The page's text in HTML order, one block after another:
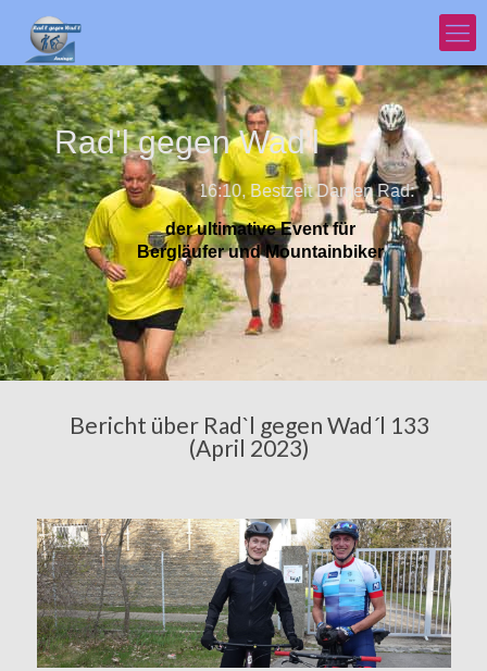
Rad'l gegen Wad'l
Bestzeit Herrn Rad: 16:10, Bestzeit Damen Rad: 21:40,
der ultimative Event für
Bergläufer und Mountainbiker
Bericht über Rad`l gegen Wad´l 133
(April 2023)